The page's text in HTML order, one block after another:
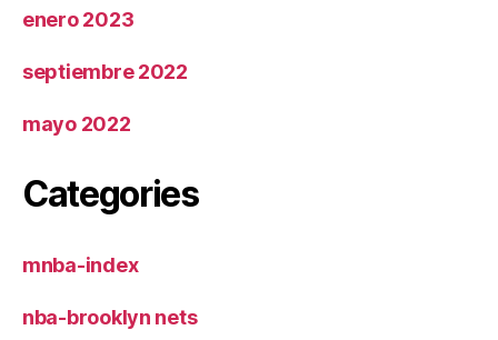
enero 2023
septiembre 2022
mayo 2022
Categories
mnba-index
nba-brooklyn nets